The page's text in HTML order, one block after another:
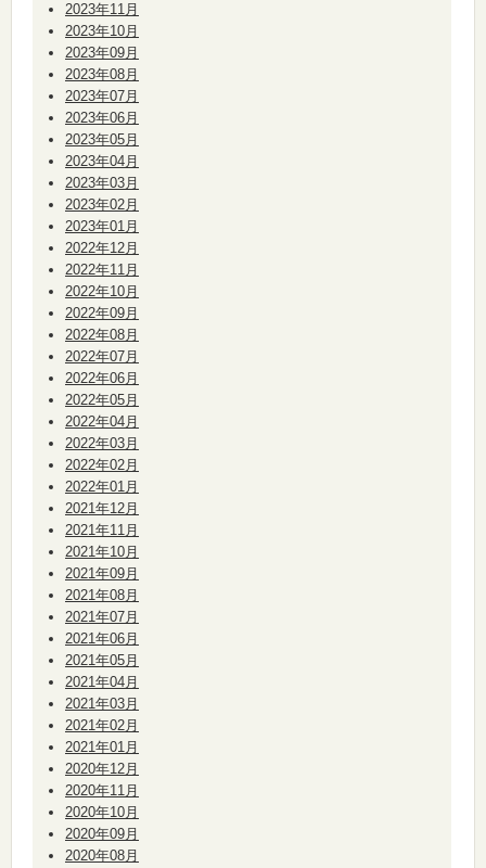
2023年11月
2023年10月
2023年09月
2023年08月
2023年07月
2023年06月
2023年05月
2023年04月
2023年03月
2023年02月
2023年01月
2022年12月
2022年11月
2022年10月
2022年09月
2022年08月
2022年07月
2022年06月
2022年05月
2022年04月
2022年03月
2022年02月
2022年01月
2021年12月
2021年11月
2021年10月
2021年09月
2021年08月
2021年07月
2021年06月
2021年05月
2021年04月
2021年03月
2021年02月
2021年01月
2020年12月
2020年11月
2020年10月
2020年09月
2020年08月